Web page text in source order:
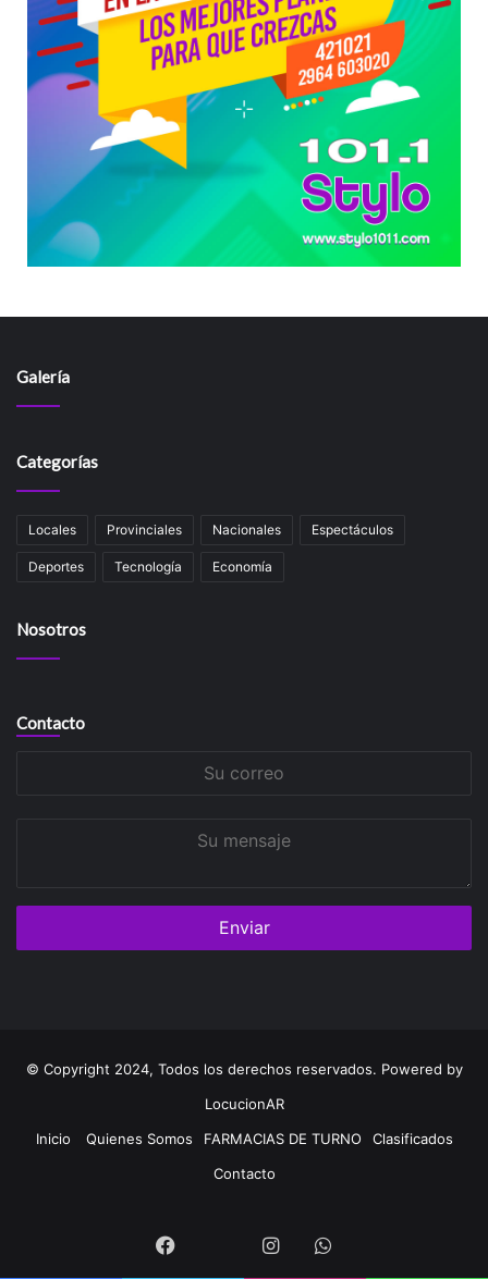
Galería
Categorías
Locales Provinciales Nacionales Espectáculos
Deportes Tecnología Economía
Nosotros
Contacto
© Copyright 2024, Todos los derechos reservados. Powered by
LocucionAR
Inicio
Quienes Somos FARMACIAS DE TURNO
Clasificados
Contacto
Facebook InstagramWhatsapp